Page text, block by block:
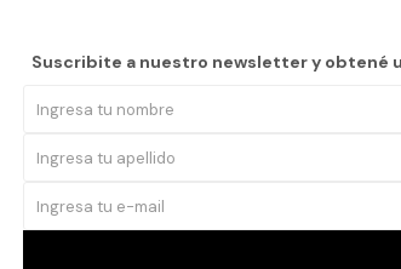
Suscribite a nuestro newsletter y obtené
que tus flores favoritas luzcan
te pueden interesar